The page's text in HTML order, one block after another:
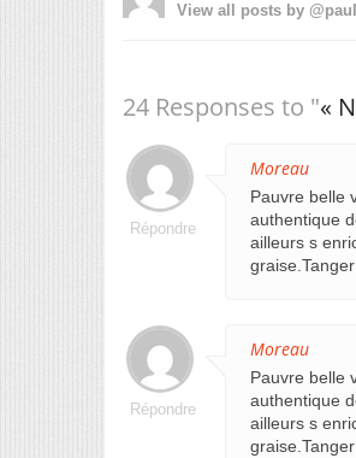
View all posts by
24 Responses to "«
Moreau
Pauvre belle
authentique
ailleurs s
Répondre
Moreau
Pauvre belle
authentique
ailleurs s
Répondre